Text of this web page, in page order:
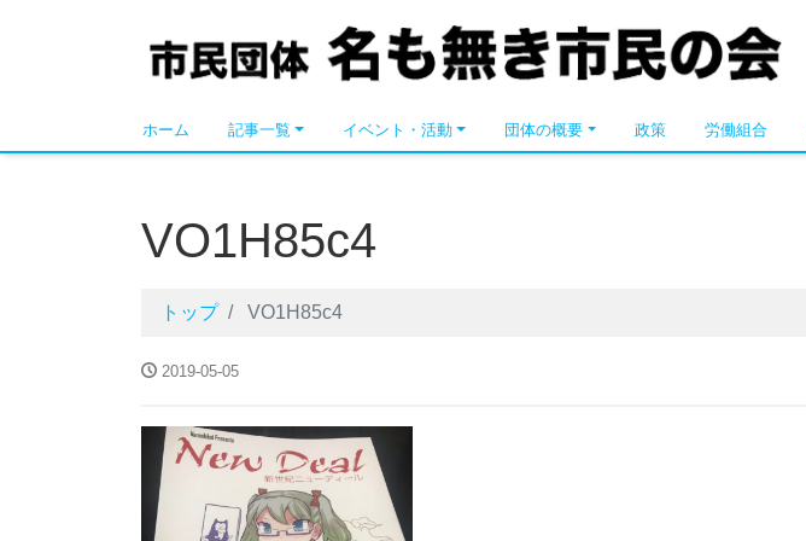
ホーム 記事一覧 イベント・活動 団体の概要 政策 労働組合
VO1H85c4
トップ VO1H85c4
2019-05-05